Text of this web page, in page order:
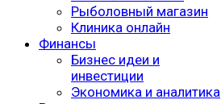
Рыболовный магазин
Клиника онлайн
Финансы
Бизнес идеи и
инвестиции
Экономика и аналитика